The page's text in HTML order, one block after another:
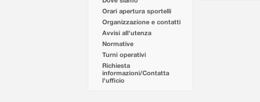
Orari apertura sportelli
Organizzazione e contatti
Avvisi all'utenza
Normative
Turni operativi
Richiesta
informazioni/Contatta
l'ufficio